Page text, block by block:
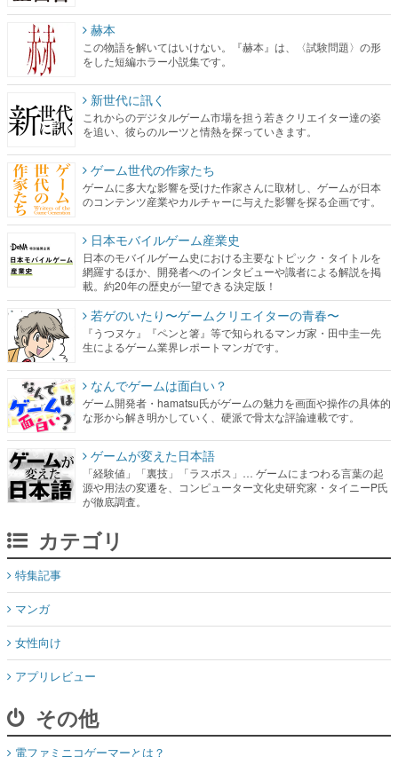
赫本
この物語を解いてはいけない。『赫本』は、〈試験問題〉の形
をした短編ホラー小説集です。
新世代に訊く
これからのデジタルゲーム市場を担う若きクリエイター達の姿
を追い、彼らのルーツと情熱を探っていきます。
ゲーム世代の作家たち
ゲームに多大な影響を受けた作家さんに取材し、ゲームが日本
のコンテンツ産業やカルチャーに与えた影響を探る企画です。
日本モバイルゲーム産業史
日本のモバイルゲーム史における主要なトピック・タイトルを
網羅するほか、開発者へのインタビューや識者による解説を掲
載。約20年の歴史が一望できる決定版！
若ゲのいたり〜ゲームクリエイターの青春〜
『うつヌケ』『ペンと箸』等で知られるマンガ家・田中圭一先
生によるゲーム業界レポートマンガです。
なんでゲームは面白い？
ゲーム開発者・hamatsu氏がゲームの魅力を画面や操作の具体的
な形から解き明かしていく、硬派で骨太な評論連載です。
ゲームが変えた日本語
「経験値」「裏技」「ラスボス」… ゲームにまつわる言葉の起
源や用法の変遷を、コンピューター文化史研究家・タイニーP氏
が徹底調査。
カテゴリ
特集記事
マンガ
女性向け
アプリレビュー
その他
電ファミニコゲーマーとは？